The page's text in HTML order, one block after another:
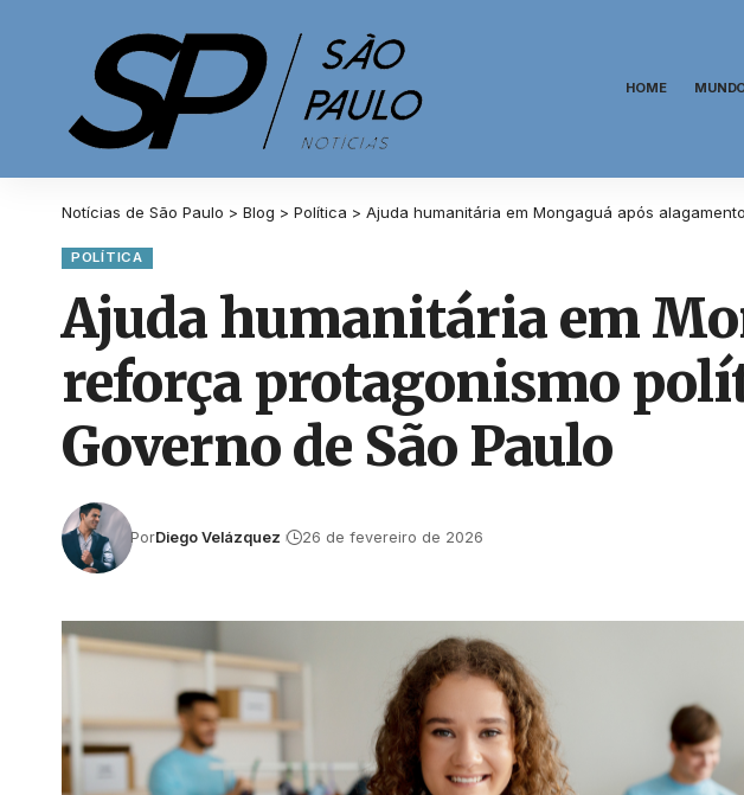
HOME
Notícias de São Paulo > Blog > Política > Ajuda humanitária em Mongaguá após
POLÍTICA
Ajuda humanitária em
reforça protagonismo
Governo de São Paulo
PorDiego Velázquez 26 de fevereiro de 2026